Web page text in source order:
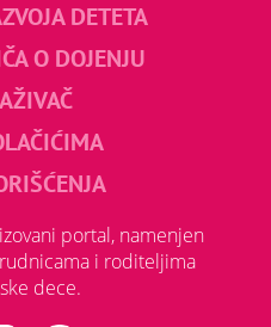
DETETA
O DOJENJU
portal, namenjen
i roditeljima
dece.